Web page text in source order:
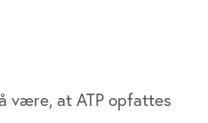
være, at ATP opfattes